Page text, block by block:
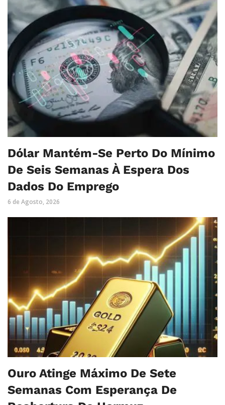
Dólar Mantém-Se Perto Do Mínimo
De Seis Semanas À Espera Dos
Dados Do Emprego
6 de Agosto, 2026
Ouro Atinge Máximo De Sete
Semanas Com Esperança De